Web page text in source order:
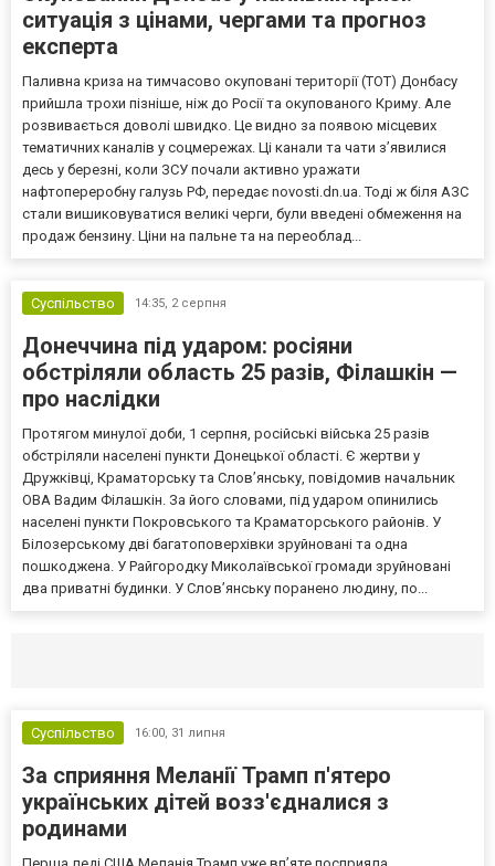
ситуація з цінами, чергами та прогноз
експерта
Паливна криза на тимчасово окуповані території (ТОТ) Донбасу
прийшла трохи пізніше, ніж до Росії та окупованого Криму. Але
розвивається доволі швидко. Це видно за появою місцевих
тематичних каналів у соцмережах. Ці канали та чати з’явилися
десь у березні, коли ЗСУ почали активно уражати
нафтопереробну галузь РФ, передає novosti.dn.ua. Тоді ж біля АЗС
стали вишиковуватися великі черги, були введені обмеження на
продаж бензину. Ціни на пальне та на переоблад...
Суспільство 14:35, 2 серпня
Донеччина під ударом: росіяни
обстріляли область 25 разів, Філашкін —
про наслідки
Протягом минулої доби, 1 серпня, російські війська 25 разів
обстріляли населені пункти Донецької області. Є жертви у
Дружківці, Краматорську та Слов’янську, повідомив начальник
ОВА Вадим Філашкін. За його словами, під ударом опинились
населені пункти Покровського та Краматорського районів. У
Білозерському дві багатоповерхівки зруйновані та одна
пошкоджена. У Райгородку Миколаївської громади зруйновані
два приватні будинки. У Слов’янську поранено людину, по...
Суспільство 16:00, 31 липня
За сприяння Меланії Трамп п'ятеро
українських дітей возз'єдналися з
родинами